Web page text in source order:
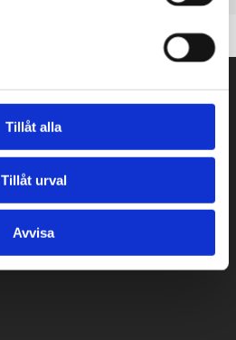
Tillåt alla
Tillåt urval
Avvisa